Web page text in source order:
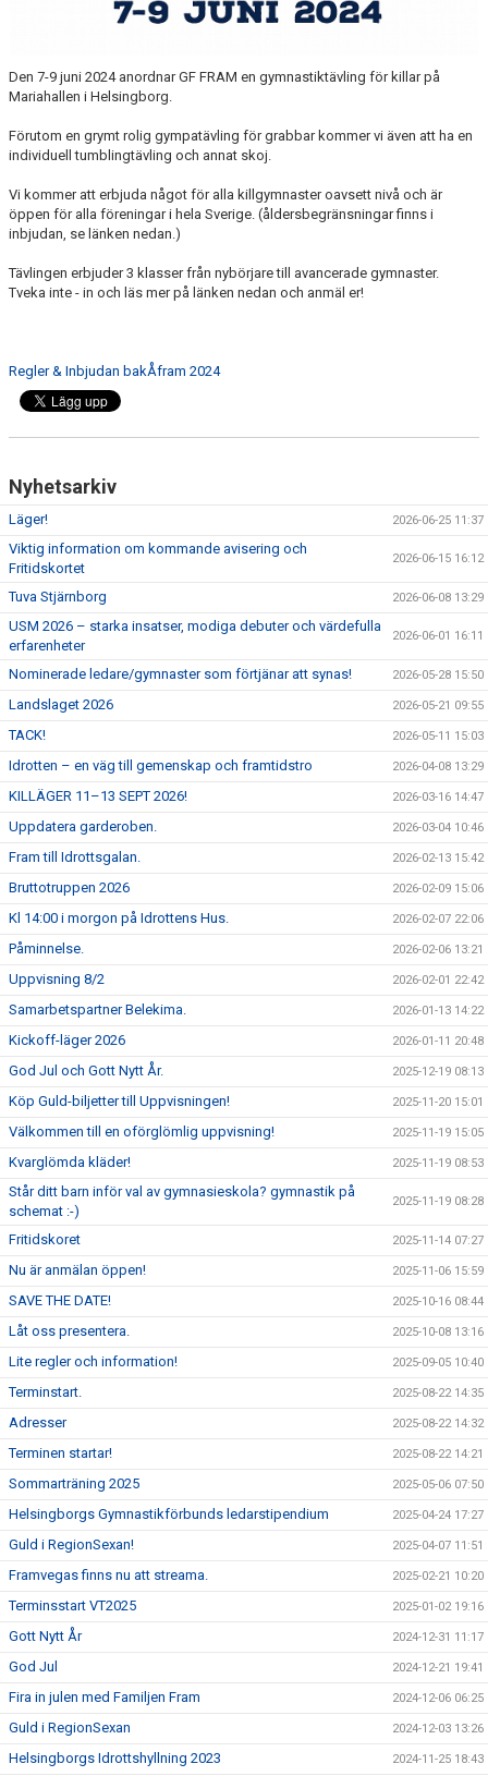
Den 7-9 juni 2024 anordnar GF FRAM en gymnastiktävling för killar på
Mariahallen i Helsingborg.
Förutom en grymt rolig gympatävling för grabbar kommer vi även att ha en
individuell tumblingtävling och annat skoj.
Vi kommer att erbjuda något för alla killgymnaster oavsett nivå och är
öppen för alla föreningar i hela Sverige. (åldersbegränsningar finns i
inbjudan, se länken nedan.)
Tävlingen erbjuder 3 klasser från nybörjare till avancerade gymnaster.
Tveka inte - in och läs mer på länken nedan och anmäl er!
Regler & Inbjudan bakÅfram 2024
Nyhetsarkiv
Läger! 2026-06-25 11:37
Viktig information om kommande avisering och
Fritidskortet
2026-06-15 16:12
Tuva Stjärnborg 2026-06-08 13:29
USM 2026 – starka insatser, modiga debuter och värdefulla
erfarenheter
2026-06-01 16:11
Nominerade ledare/gymnaster som förtjänar att synas! 2026-05-28 15:50
Landslaget 2026 2026-05-21 09:55
TACK! 2026-05-11 15:03
Idrotten – en väg till gemenskap och framtidstro 2026-04-08 13:29
KILLÄGER 11–13 SEPT 2026! 2026-03-16 14:47
Uppdatera garderoben. 2026-03-04 10:46
Fram till Idrottsgalan. 2026-02-13 15:42
Bruttotruppen 2026 2026-02-09 15:06
Kl 14:00 i morgon på Idrottens Hus. 2026-02-07 22:06
Påminnelse. 2026-02-06 13:21
Uppvisning 8/2 2026-02-01 22:42
Samarbetspartner Belekima. 2026-01-13 14:22
Kickoff-läger 2026 2026-01-11 20:48
God Jul och Gott Nytt År. 2025-12-19 08:13
Köp Guld-biljetter till Uppvisningen! 2025-11-20 15:01
Välkommen till en oförglömlig uppvisning! 2025-11-19 15:05
Kvarglömda kläder! 2025-11-19 08:53
Står ditt barn inför val av gymnasieskola? gymnastik på
schemat :-)
2025-11-19 08:28
Fritidskoret 2025-11-14 07:27
Nu är anmälan öppen! 2025-11-06 15:59
SAVE THE DATE! 2025-10-16 08:44
Låt oss presentera. 2025-10-08 13:16
Lite regler och information! 2025-09-05 10:40
Terminstart. 2025-08-22 14:35
Adresser 2025-08-22 14:32
Terminen startar! 2025-08-22 14:21
Sommarträning 2025 2025-05-06 07:50
Helsingborgs Gymnastikförbunds ledarstipendium 2025-04-24 17:27
Guld i RegionSexan! 2025-04-07 11:51
Framvegas finns nu att streama. 2025-02-21 10:20
Terminsstart VT2025 2025-01-02 19:16
Gott Nytt År 2024-12-31 11:17
God Jul 2024-12-21 19:41
Fira in julen med Familjen Fram 2024-12-06 06:25
Guld i RegionSexan 2024-12-03 13:26
Helsingborgs Idrottshyllning 2023 2024-11-25 18:43